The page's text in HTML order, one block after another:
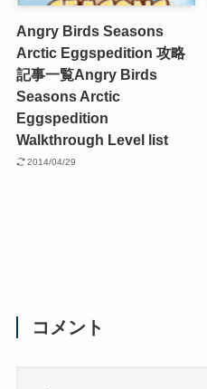
Angry Birds Seasons
Arctic Eggspedition 攻略
記事一覧Angry Birds
Seasons Arctic
Eggspedition
Walkthrough Level list
2014/04/29
コメント